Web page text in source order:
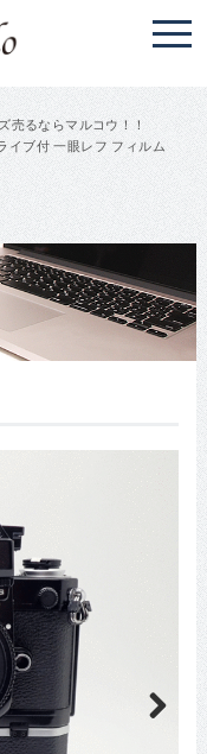
売るならマルコウ！！
イブ付 一眼レフ フィルム